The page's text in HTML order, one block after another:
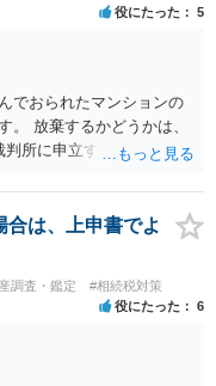
役にたった 5
でおられたマンションの
。 放棄するかどうかは、
所に申立すれば3カ月の
行やサラ金が数年も放置
発見される可能性はほぼ
討していた案件で、期間
払金など相当な財産が見
た。
は、上申書でよ
調査・鑑定 #相続税対策
役にたった 6